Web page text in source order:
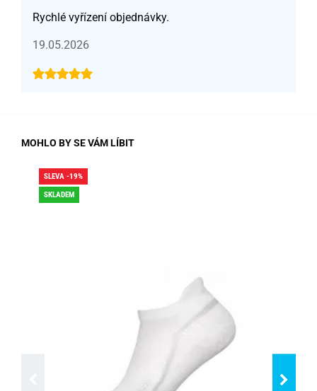
Rychlé vyřízení objednávky.
19.05.2026
MOHLO BY SE VÁM LÍBIT
SLEVA -19%
SKLADEM